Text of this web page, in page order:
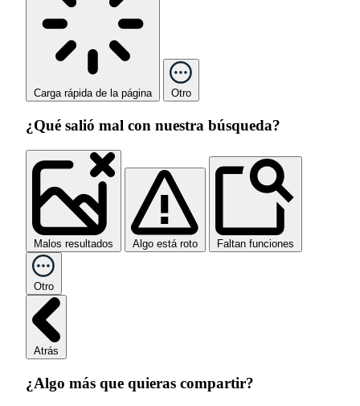
Carga rápida de la página Otro
¿Qué salió mal con nuestra búsqueda?
Malos resultados Algo está roto Faltan funciones
Otro
Atrás
¿Algo más que quieras compartir?